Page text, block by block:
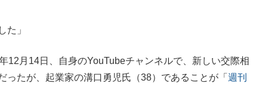
島で3月に死去し...
た」
月14日、自身のYouTubeチャンネルで、新しい交際相
たが、起業家の溝口勇児氏（38）であることが「 週刊